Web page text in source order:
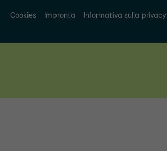
Cookies Impronta Informativa sulla privacy